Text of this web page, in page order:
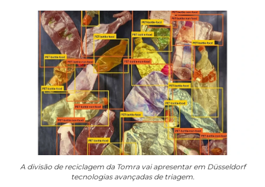
A divisão de reciclagem da Tomra vai apresentar em Düsseldorf
tecnologias avançadas de triagem.